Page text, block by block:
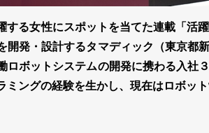
する女性にスポットを当てた連載「活
開発・設計するタマディック（東京都
ロボットシステムの開発に携わる入社
ミングの経験を生かし、現在はロボッ